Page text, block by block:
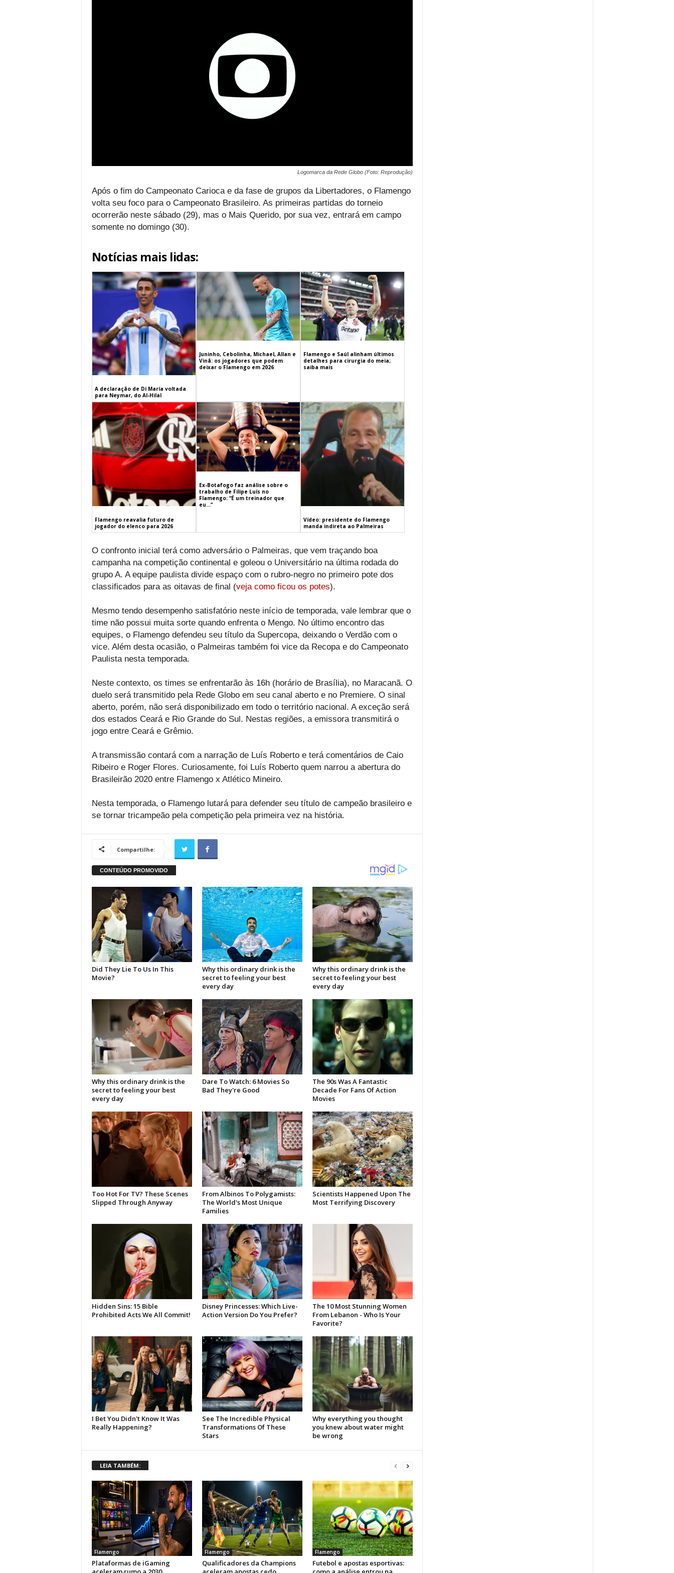
Logomarca da Rede Globo (Foto: Reprodução)
Após o fim do Campeonato Carioca e da fase de grupos da Libertadores, o Flamengo
volta seu foco para o Campeonato Brasileiro. As primeiras partidas do torneio
ocorrerão neste sábado (29), mas o Mais Querido, por sua vez, entrará em campo
somente no domingo (30).
Notícias mais lidas:
A declaração de Di María voltada
para Neymar, do Al-Hilal
Juninho, Cebolinha, Michael, Allan e
Vinã: os jogadores que podem
deixar o Flamengo em 2026
Flamengo e Saúl alinham últimos
detalhes para cirurgia do meia;
saiba mais
Flamengo reavalia futuro de
jogador do elenco para 2026
Ex-Botafogo faz análise sobre o
trabalho de Filipe Luís no
Flamengo: “É um treinador que
eu…”
Vídeo: presidente do Flamengo
manda indireta ao Palmeiras
O confronto inicial terá como adversário o Palmeiras, que vem traçando boa
campanha na competição continental e goleou o Universitário na última rodada do
grupo A. A equipe paulista divide espaço com o rubro-negro no primeiro pote dos
classificados para as oitavas de final (veja como ficou os potes).
Mesmo tendo desempenho satisfatório neste início de temporada, vale lembrar que o
time não possui muita sorte quando enfrenta o Mengo. No último encontro das
equipes, o Flamengo defendeu seu título da Supercopa, deixando o Verdão com o
vice. Além desta ocasião, o Palmeiras também foi vice da Recopa e do Campeonato
Paulista nesta temporada.
Neste contexto, os times se enfrentarão às 16h (horário de Brasília), no Maracanã. O
duelo será transmitido pela Rede Globo em seu canal aberto e no Premiere. O sinal
aberto, porém, não será disponibilizado em todo o território nacional. A exceção será
dos estados Ceará e Rio Grande do Sul. Nestas regiões, a emissora transmitirá o
jogo entre Ceará e Grêmio.
A transmissão contará com a narração de Luís Roberto e terá comentários de Caio
Ribeiro e Roger Flores. Curiosamente, foi Luís Roberto quem narrou a abertura do
Brasileirão 2020 entre Flamengo x Atlético Mineiro.
Nesta temporada, o Flamengo lutará para defender seu título de campeão brasileiro e
se tornar tricampeão pela competição pela primeira vez na história.
Compartilhe:
LEIA TAMBÉM:
Flamengo
Plataformas de iGaming
Flamengo
Qualificadores da Champions
Flamengo
Futebol e apostas esportivas: